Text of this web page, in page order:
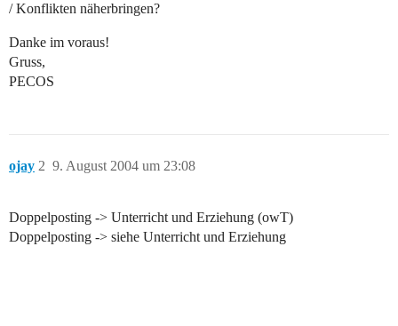
/ Konflikten näherbringen?
Danke im voraus!
Gruss,
PECOS
ojay 9. August 2004 um 23:08
2
Doppelposting -> Unterricht und Erziehung (owT)
Doppelposting -> siehe Unterricht und Erziehung